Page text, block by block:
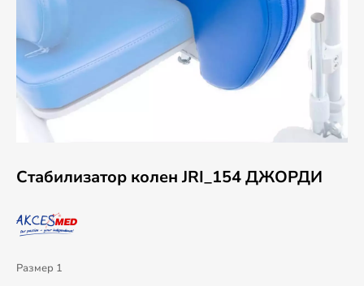
Стабилизатор колен JRI_154 ДЖОРДИ
Размер 1